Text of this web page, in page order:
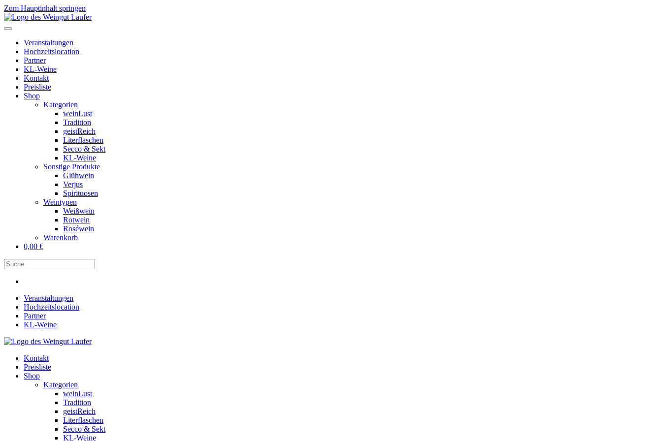
Zum Hauptinhalt springen
Veranstaltungen
Hochzeitslocation
Partner
KL-Weine
Kontakt
Preisliste
Shop
Kategorien
weinLust
Tradition
geistReich
Literflaschen
Secco & Sekt
KL-Weine
Sonstige Produkte
Glühwein
Verjus
Spirituosen
Weintypen
Weißwein
Rotwein
Roséwein
Warenkorb
0,00 €
Veranstaltungen
Hochzeitslocation
Partner
KL-Weine
Kontakt
Preisliste
Shop
Kategorien
weinLust
Tradition
geistReich
Literflaschen
Secco & Sekt
KL-Weine